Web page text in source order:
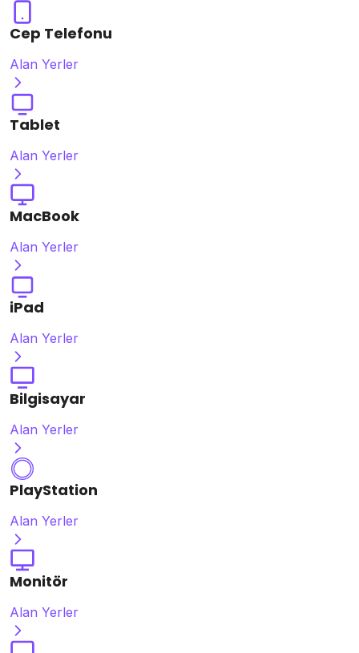
Cep Telefonu
Alan Yerler
Tablet
Alan Yerler
MacBook
Alan Yerler
iPad
Alan Yerler
Bilgisayar
Alan Yerler
PlayStation
Alan Yerler
Monitör
Alan Yerler